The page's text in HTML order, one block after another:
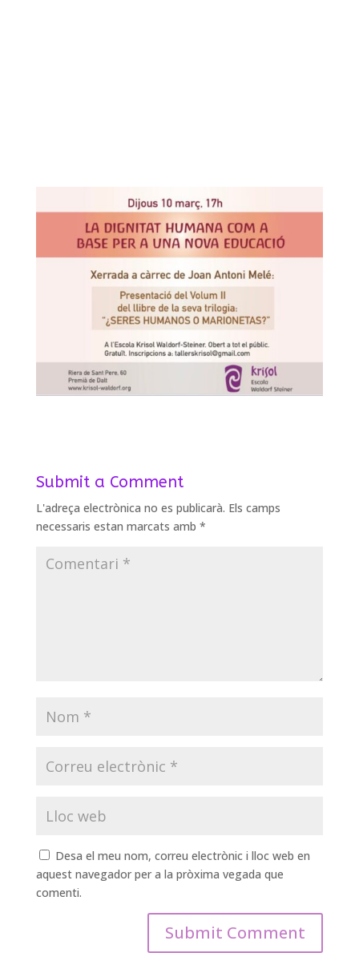
Submit a Comment
L'adreça electrònica no es publicarà. Els camps
necessaris estan marcats amb *
Desa el meu nom, correu electrònic i lloc web en
aquest navegador per a la pròxima vegada que
comenti.